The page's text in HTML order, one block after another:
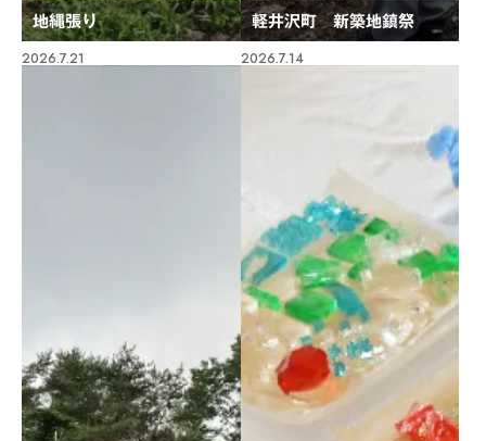
地縄張り 軽井沢町 新築地鎮祭
2026.7.21 2026.7.14